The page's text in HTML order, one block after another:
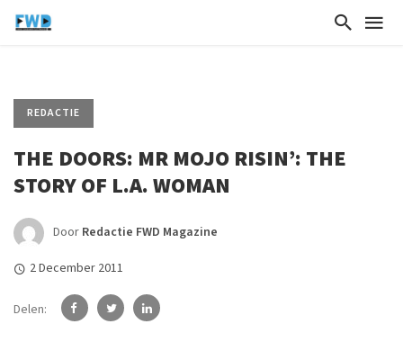
REDACTIE
THE DOORS: MR MOJO RISIN’: THE
STORY OF L.A. WOMAN
Door Redactie FWD Magazine
2 December 2011
Delen: